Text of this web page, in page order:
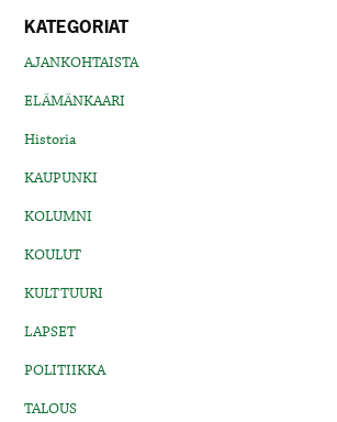
KATEGORIAT
AJANKOHTAISTA
ELÄMÄNKAARI
Historia
KAUPUNKI
KOLUMNI
KOULUT
KULTTUURI
LAPSET
POLITIIKKA
TALOUS